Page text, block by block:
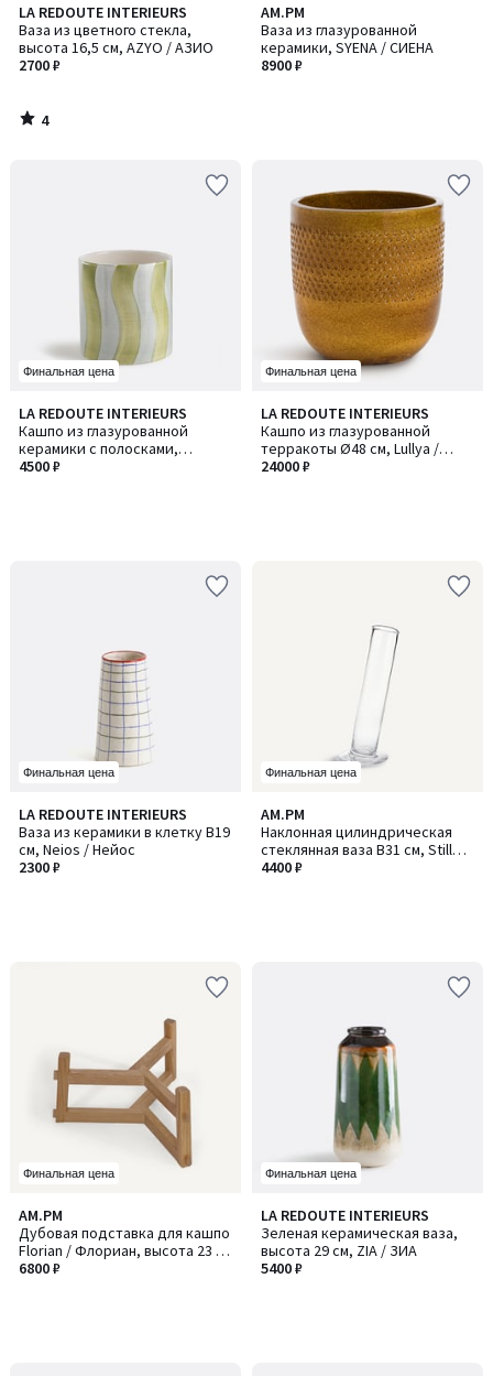
LA REDOUTE INTERIEURS
Ваза из цветного стекла,
высота 16,5 см, AZYO / АЗИО
2700 ₽
4
/
5
4
/
AM.PM
Ваза из глазурованной
керамики, SYENA / СИЕНА
8900 ₽
Финальная цена
LA REDOUTE INTERIEURS
Кашпо из глазурованной
керамики с полосками,
диаметр 14 см, TOUMA / ТОУМА
4500 ₽
Финальная цена
LA REDOUTE INTERIEURS
Кашпо из глазурованной
терракоты Ø48 см, Lullya /
Луля
24000 ₽
Финальная цена
LA REDOUTE INTERIEURS
Ваза из керамики в клетку В19
см, Neios / Нейос
2300 ₽
Финальная цена
AM.PM
Наклонная цилиндрическая
стеклянная ваза В31 см, Stille /
Стилл
4400 ₽
Финальная цена
AM.PM
Дубовая подставка для кашпо
Florian / Флориан, высота 23 и
33 см, GRAYSON / ГРЕЙСОН
6800 ₽
Финальная цена
LA REDOUTE INTERIEURS
Зеленая керамическая ваза,
высота 29 см, ZIA / ЗИА
5400 ₽